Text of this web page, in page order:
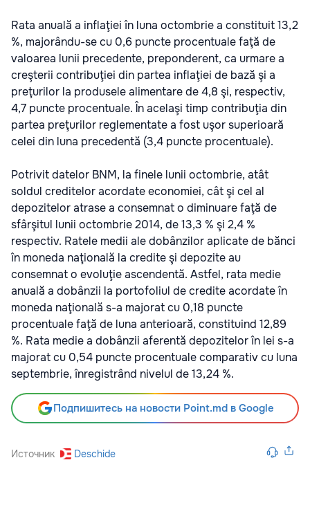
Rata anuală a inflaţiei în luna octombrie a constituit 13,2
%, majorându-se cu 0,6 puncte procentuale faţă de
valoarea lunii precedente, preponderent, ca urmare a
creşterii contribuţiei din partea inflaţiei de bază şi a
preţurilor la produsele alimentare de 4,8 şi, respectiv,
4,7 puncte procentuale. În acelaşi timp contribuţia din
partea preţurilor reglementate a fost uşor superioară
celei din luna precedentă (3,4 puncte procentuale).
Potrivit datelor BNM, la finele lunii octombrie, atât
soldul creditelor acordate economiei, cât şi cel al
depozitelor atrase a consemnat o diminuare faţă de
sfârşitul lunii octombrie 2014, de 13,3 % şi 2,4 %
respectiv. Ratele medii ale dobânzilor aplicate de bănci
în moneda naţională la credite şi depozite au
consemnat o evoluţie ascendentă. Astfel, rata medie
anuală a dobânzii la portofoliul de credite acordate în
moneda naţională s-a majorat cu 0,18 puncte
procentuale faţă de luna anterioară, constituind 12,89
%. Rata medie a dobânzii aferentă depozitelor în lei s-a
majorat cu 0,54 puncte procentuale comparativ cu luna
septembrie, înregistrând nivelul de 13,24 %.
Подпишитесь на новости Point.md в Google
Источник Deschide